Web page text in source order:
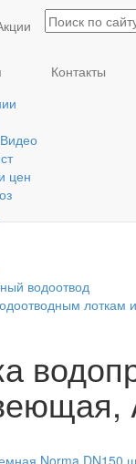
цен
Контакты
водоотвод
лоткам